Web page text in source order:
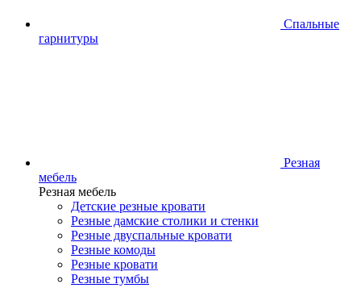
Спальные
гарнитуры
Резная
мебель
Резная мебель
Детские резные кровати
Резные дамские столики и стенки
Резные двуспальные кровати
Резные комоды
Резные кровати
Резные тумбы